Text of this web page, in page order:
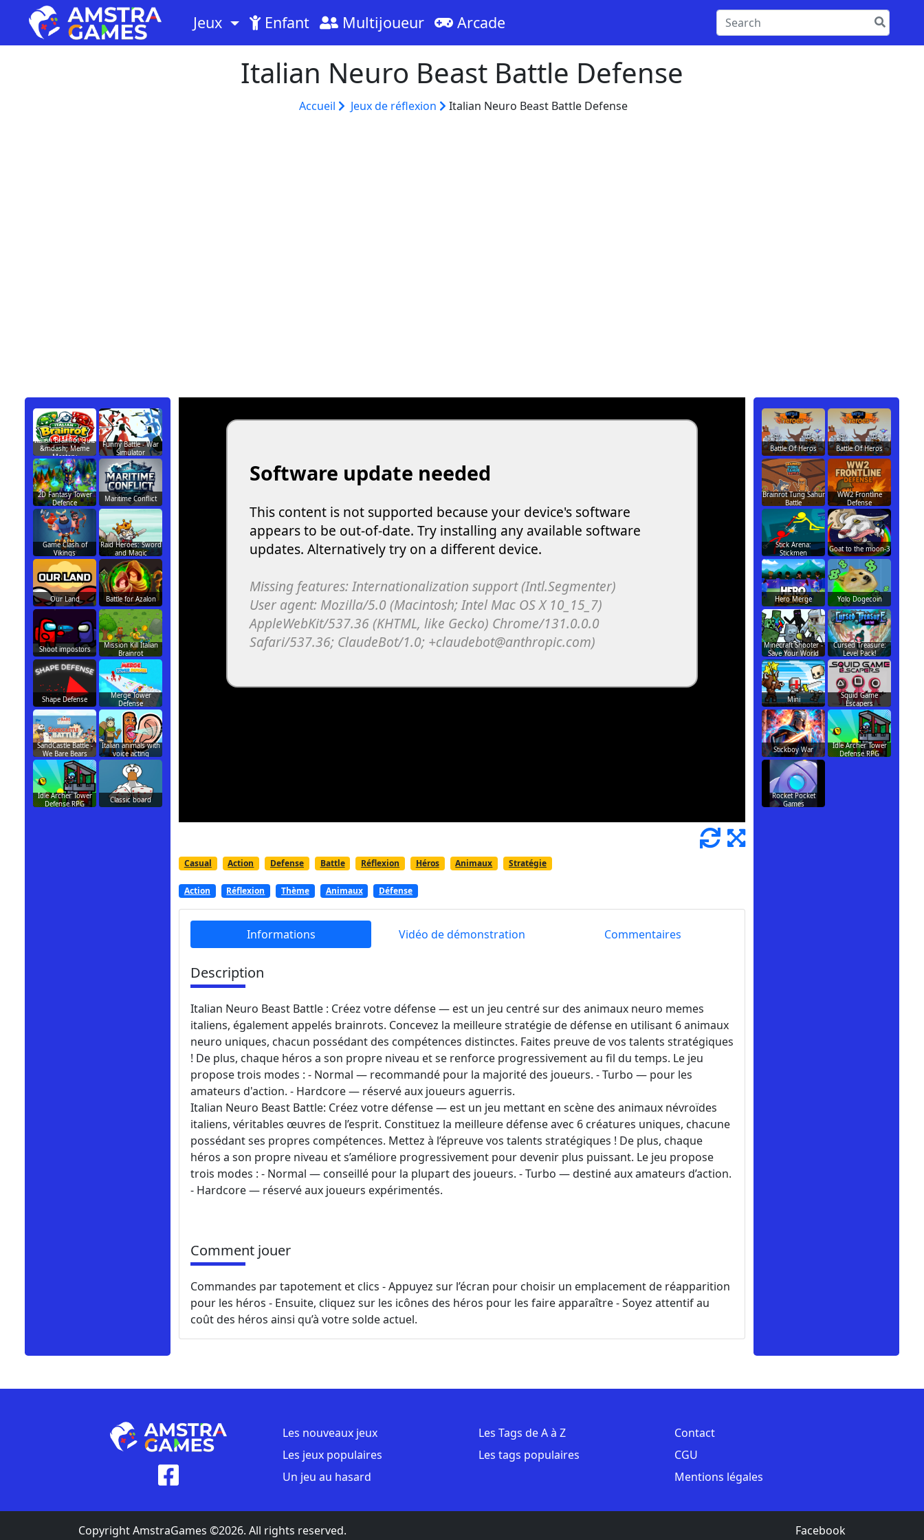
Jeux Enfant Multijoueur Arcade
Italian Neuro Beast Battle Defense
Accueil Jeux de réflexion Italian Neuro Beast Battle Defense
Casual Action Defense Battle Réflexion Héros Animaux Stratégie
Action Réflexion Thème Animaux Défense
Informations Vidéo de démonstration Commentaires
Description
Italian Neuro Beast Battle : Créez votre défense — est un jeu centré sur des animaux neuro memes
italiens, également appelés brainrots. Concevez la meilleure stratégie de défense en utilisant 6 animaux
neuro uniques, chacun possédant des compétences distinctes. Faites preuve de vos talents stratégiques
! De plus, chaque héros a son propre niveau et se renforce progressivement au fil du temps. Le jeu
propose trois modes : - Normal — recommandé pour la majorité des joueurs. - Turbo — pour les
amateurs d'action. - Hardcore — réservé aux joueurs aguerris.
Italian Neuro Beast Battle: Créez votre défense — est un jeu mettant en scène des animaux névroïdes
italiens, véritables œuvres de l’esprit. Constituez la meilleure défense avec 6 créatures uniques, chacune
possédant ses propres compétences. Mettez à l’épreuve vos talents stratégiques ! De plus, chaque
héros a son propre niveau et s’améliore progressivement pour devenir plus puissant. Le jeu propose
trois modes : - Normal — conseillé pour la plupart des joueurs. - Turbo — destiné aux amateurs d’action.
- Hardcore — réservé aux joueurs expérimentés.
Comment jouer
Commandes par tapotement et clics - Appuyez sur l’écran pour choisir un emplacement de réapparition
pour les héros - Ensuite, cliquez sur les icônes des héros pour les faire apparaître - Soyez attentif au
coût des héros ainsi qu’à votre solde actuel.
Italian Brainrot Quiz
&mdash; Meme
Mastery
Funny Battle - War
Simulator
2D Fantasy Tower
Defence
Maritime Conflict
Game Clash of
Vikings
Raid Heroes: Sword
and Magic
Our Land Battle for Azalon
Shoot impostors
Mission Kill Italian
Brainrot
Shape Defense
Merge Tower
Defense
SandCastle Battle -
We Bare Bears
Italian animals with
voice acting
Idle Archer Tower
Defense RPG
Classic board
Battle Of Heros Battle Of Heros
Brainrot Tung Sahur
Battle
WW2 Frontline
Defense
Stick Arena:
Stickmen
Goat to the moon-3
Hero Merge Yolo Dogecoin
Minecraft Shooter -
Save Your World
Cursed Treasure:
Level Pack!
Mini
Squid Game
Escapers
Stickboy War
Idle Archer Tower
Defense RPG
Rocket Pocket
Games
Les nouveaux jeux
Les jeux populaires
Un jeu au hasard
Les Tags de A à Z
Les tags populaires
Contact
CGU
Mentions légales
Copyright AmstraGames ©2026. All rights reserved. Facebook